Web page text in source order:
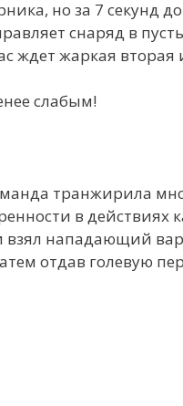
но за 7 секунд
снаряд в
ждет жаркая вторая
слабым!
транжирила
в действиях
взял нападающий
отдав голевую